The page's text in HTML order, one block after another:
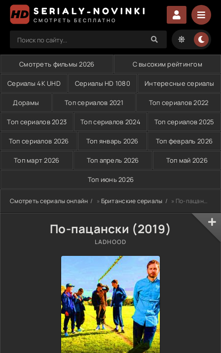
SERIALY-NOVINKI
СМОТРЕТЬ БЕСПЛАТНО
Смотреть фильмы 2026 С высоким рейтингом
Сериалы 4K UHD Сериалы HD 1080 Интересные сериалы
Дорамы Топ сериалов 2021 Топ сериалов 2022
Топ сериалов 2023 Топ сериалов 2024 Топ сериалов 2025
Топ сериалов 2026 Топ январь 2026 Топ февраль 2026
Топ март 2026 Топ апрель 2026 Топ май 2026
Топ июнь 2026
Смотреть сериалы онлайн » Британские сериалы » По-пацански (2019)
По-пацански (2019)
LADHOOD